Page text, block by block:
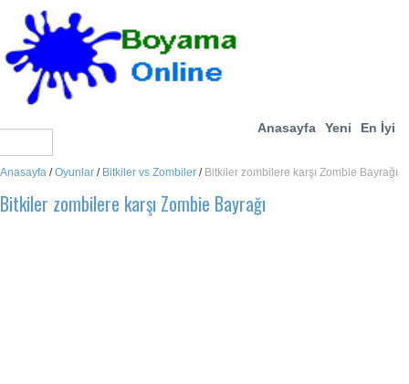
Anasayfa Yeni En İyi
Anasayfa /Oyunlar / Bitkiler vs Zombiler / Bitkiler zombilere karşı Zombie Bayrağı
Bitkiler zombilere karşı Zombie Bayrağı